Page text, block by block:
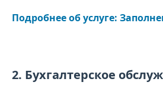
Подробнее об услуге:
2. Бухгалтерское